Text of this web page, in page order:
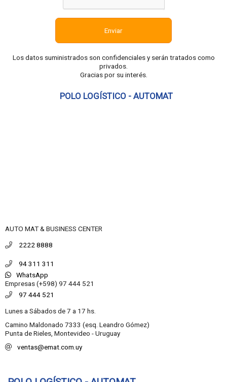
POLO LOGÍSTICO - AUTOMAT
AUTO MAT & BUSINESS CENTER
2222 8888
94 311 311
WhatsApp
Empresas (+598) 97 444 521
97 444 521
Lunes a Sábados de 7 a 17 hs.
Camino Maldonado 7333 (esq. Leandro Gómez)
Punta de Rieles, Montevideo - Uruguay
ventas@emat.com.uy
Enviar
Los datos suministrados son confidenciales y serán tratados como
privados.
Gracias por su interés.